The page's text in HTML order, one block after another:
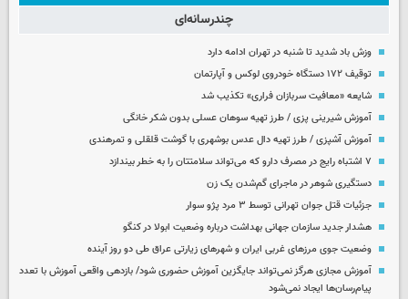
چندرسانه‌ای
وزش باد شدید تا شنبه در تهران ادامه دارد
توقیف ۱۷۲ دستگاه خودروی لوکس و آپارتمان
شایعه «معافیت سربازان فراری» تکذیب شد
آموزش شیرینی پزی / طرز تهیه سوهان عسلی بدون شکر خانگی
آموزش آشپزی / طرز تهیه دال عدس بوشهری با گوشت قلقلی و تمرهندی
۷ اشتباه رایج در مصرف دارو که می‌تواند سلامتتان را به خطر بیندازد
دستگیری شوهر در ماجرای گم‌شدن یک زن
جزئیات قتل جوان تهرانی توسط ۳ مرد پژو سوار
هشدار جدید سازمان جهانی بهداشت درباره وضعیت ابولا در کنگو
وضعیت جوی مرزهای غربی ایران و شهرهای زیارتی عراق طی دو روز آینده
آموزش مجازی هرگز نمی‌تواند جایگزین آموزش حضوری شود/ بازدهی واقعی آموزش با تعدد
پیام‌رسان‌ها ایجاد نمی‌شود